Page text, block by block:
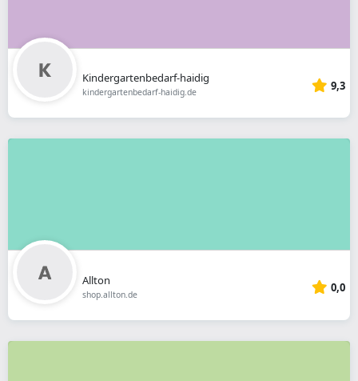
Kindergartenbedarf-haidig
kindergartenbedarf-haidig.de 9,3
Allton
shop.allton.de 0,0